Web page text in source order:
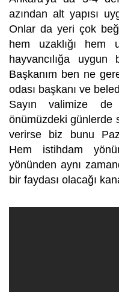
azından alt yapısı
Onlar da yeri çok
hem uzaklığı hem
hayvancılığa
Başkanım ben ne
odası başkanı ve
Sayın valimize
önümüzdeki günlerde
verirse biz bunu
Hem istihdam
yönünden aynı
bir faydası olacağı